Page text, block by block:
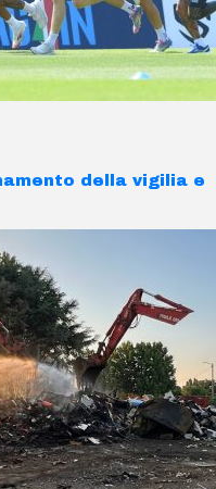
della vigilia e